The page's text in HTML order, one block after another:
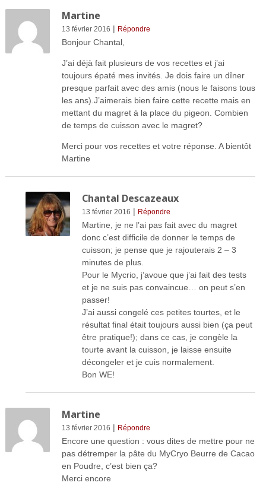
Martine
13 février 2016 | Répondre
Bonjour Chantal,
J’ai déjà fait plusieurs de vos recettes et j’ai
toujours épaté mes invités. Je dois faire un dîner
presque parfait avec des amis (nous le faisons tous
les ans).J’aimerais bien faire cette recette mais en
mettant du magret à la place du pigeon. Combien
de temps de cuisson avec le magret?
Merci pour vos recettes et votre réponse. A bientôt
Martine
Chantal Descazeaux
13 février 2016 | Répondre
Martine, je ne l’ai pas fait avec du magret
donc c’est difficile de donner le temps de
cuisson; je pense que je rajouterais 2 – 3
minutes de plus.
Pour le Mycrio, j’avoue que j’ai fait des tests
et je ne suis pas convaincue… on peut s’en
passer!
J’ai aussi congelé ces petites tourtes, et le
résultat final était toujours aussi bien (ça peut
être pratique!); dans ce cas, je congèle la
tourte avant la cuisson, je laisse ensuite
décongeler et je cuis normalement.
Bon WE!
Martine
13 février 2016 | Répondre
Encore une question : vous dites de mettre pour ne
pas détremper la pâte du MyCryo Beurre de Cacao
en Poudre, c’est bien ça?
Merci encore